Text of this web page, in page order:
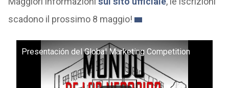
scadono il prossimo 8 maggio!
Presentación del Global Marketing Competition